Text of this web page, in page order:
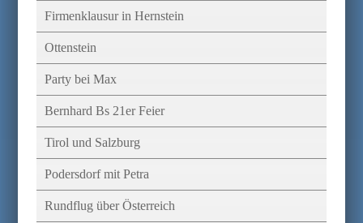
Firmenklausur in Hernstein
Ottenstein
Party bei Max
Bernhard Bs 21er Feier
Tirol und Salzburg
Podersdorf mit Petra
Rundflug über Österreich